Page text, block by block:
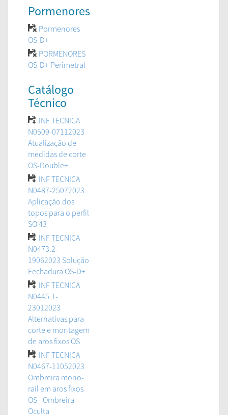
Pormenores
Pormenores
OS-D+
PORMENORES
OS-D+ Perimetral
Catálogo
Técnico
INF TECNICA
N0509-07112023
Atualização de
medidas de corte
OS-Double+
INF TECNICA
N0487-25072023
Aplicação dos
topos para o perfil
SO 43
INF TECNICA
N0473.2-
19062023 Solução
Fechadura OS-D+
INF TECNICA
N0445.1-
23012023
Alternativas para
corte e montagem
de aros fixos OS
INF TECNICA
N0467-11052023
Ombreira mono-
rail em aros fixos
OS - Ombreira
Oculta